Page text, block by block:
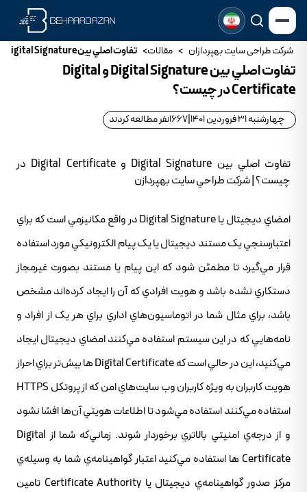
شرکت طراحی سایت بهپردازان > مقالات> تفاوت اصلي بين Digital Signature و Digital Certificate در چيست؟
تفاوت اصلي بين Digital Signature و Digital
Certificate در چيست؟
چهارشنبه 31 فروردین 1401 1667نفر مطالعه کردند
تفاوت اصلي بين Digital Signature و Digital Certificate در
چيست؟ | شرکت طراحي سايت بهپردازن
امضاي ديجيتال يا Digital Signature در واقع مکانيزمي است که براي
اعتبارسنجي يک مستند ديجيتال يا يک پيام الکترونيکي مورد استفاده
قرار مي‌گيرد تا مطمئن شود که اين پيام يا مستند بصورت غيرمجاز
دستکاري نشده باشد و هويت افرادي که آن را ايجاد کرده‌اند مشخص
باشد، براي مثال شما در اتوماسيون‌هاي اداري براي هر يک از افراد و
نامه‌هايي که در اين سيستم استفاده مي‌کنند امضاي ديجيتال ايجاد
مي‌کنيد، اين در حالي است که Digital Certificate ها بيش‌تر براي احراز
هويت کاربران به ويژه کاربران وب سايت‌هاي امن که از پروتکل HTTPS
استفاده مي‌کنند استفاده مي‌شود تا اطلاعات هويتي آن‌ها افشا نشود
و از درجه‌ي امنيتي بالاتري برخوردار شوند. زماني‌که شما از Digital
Certificate ها استفاده مي‌کنيد اعتبار گواهينامه‌ي شما به وسيله‌ي
مرکز صدور گواهينامه‌ي ديجيتال يا Certificate Authority تامين